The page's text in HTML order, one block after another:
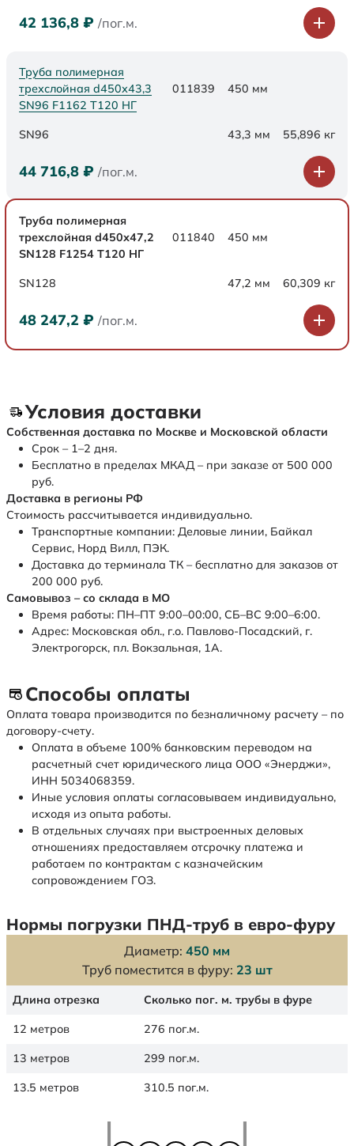
42 136,8 ₽ /пог.м.
Труба полимерная
трехслойная d450х43,3
SN96 F1162 Т120 НГ
011839 450 мм
SN96 43,3 мм 55,896 кг
44 716,8 ₽ /пог.м.
Труба полимерная
трехслойная d450х47,2
SN128 F1254 Т120 НГ
011840 450 мм
SN128 47,2 мм 60,309 кг
48 247,2 ₽ /пог.м.
Условия доставки
Собственная доставка по Москве и Московской области
Срок – 1–2 дня.
Бесплатно в пределах МКАД – при заказе от 500 000
руб.
Доставка в регионы РФ
Стоимость рассчитывается индивидуально.
Транспортные компании: Деловые линии, Байкал
Сервис, Норд Вилл, ПЭК.
Доставка до терминала ТК – бесплатно для заказов от
200 000 руб.
Самовывоз – со склада в МО
Время работы: ПН–ПТ 9:00–00:00, СБ–ВС 9:00–6:00.
Адрес: Московская обл., г.о. Павлово-Посадский, г.
Электрогорск, пл. Вокзальная, 1А.
Способы оплаты
Оплата товара производится по безналичному расчету – по
договору-счету.
Оплата в объеме 100% банковским переводом на
расчетный счет юридического лица ООО «Энерджи»,
ИНН 5034068359.
Иные условия оплаты согласовываем индивидуально,
исходя из опыта работы.
В отдельных случаях при выстроенных деловых
отношениях предоставляем отсрочку платежа и
работаем по контрактам с казначейским
сопровождением ГОЗ.
Нормы погрузки ПНД-труб в евро-фуру
Диаметр: 450 мм
Труб поместится в фуру: 23 шт
Длина отрезка Сколько пог. м. трубы в фуре
12 метров 276 пог.м.
13 метров 299 пог.м.
13.5 метров 310.5 пог.м.